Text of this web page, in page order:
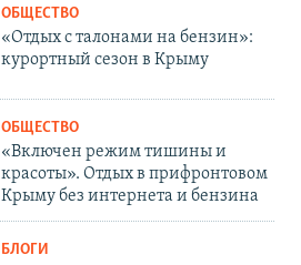
ОБЩЕСТВО
«Отдых с талонами на бензин»:
курортный сезон в Крыму
ОБЩЕСТВО
«Включен режим тишины и
красоты». Отдых в прифронтовом
Крыму без интернета и бензина
БЛОГИ